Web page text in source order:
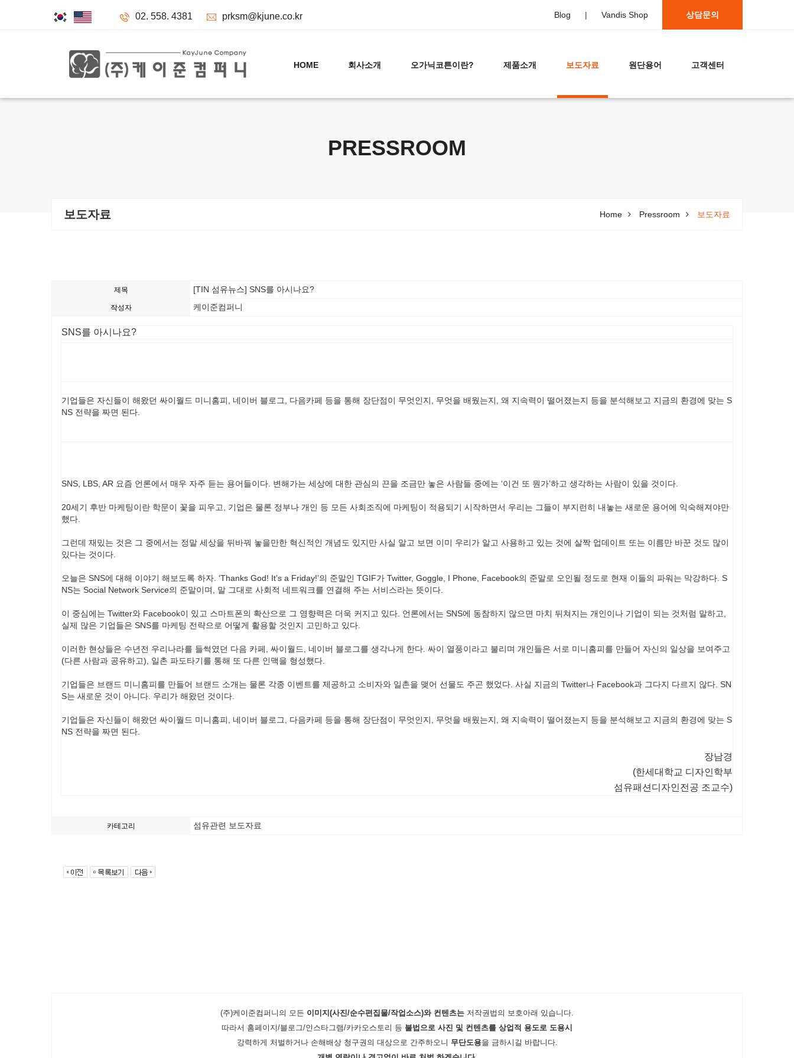
02. 558. 4381 prksm@kjune.co.kr Blog | Vandis Shop 상담문의
HOME 회사소개 오가닉코튼이란? 제품소개 보도자료 원단용어 고객센터
PRESSROOM
보도자료 Home Pressroom 보도자료
제목 [TIN 섬유뉴스] SNS를 아시나요?
작성자 케이준컴퍼니
SNS를 아시나요?
기업들은 자신들이 해왔던 싸이월드 미니홈피, 네이버 블로그, 다음카페 등을 통해 장단점이 무엇인지, 무엇을 배웠는지, 왜 지속력이 떨어졌는지 등을 분석해보고 지금의 환경에 맞는 S
NS 전략을 짜면 된다.
SNS, LBS, AR 요즘 언론에서 매우 자주 듣는 용어들이다. 변해가는 세상에 대한 관심의 끈을 조금만 놓은 사람들 중에는 ‘이건 또 뭔가’하고 생각하는 사람이 있을 것이다.
20세기 후반 마케팅이란 학문이 꽃을 피우고, 기업은 물론 정부나 개인 등 모든 사회조직에 마케팅이 적용되기 시작하면서 우리는 그들이 부지런히 내놓는 새로운 용어에 익숙해져야만
했다.
그런데 재밌는 것은 그 중에서는 정말 세상을 뒤바꿔 놓을만한 혁신적인 개념도 있지만 사실 알고 보면 이미 우리가 알고 사용하고 있는 것에 살짝 업데이트 또는 이름만 바꾼 것도 많이
있다는 것이다.
오늘은 SNS에 대해 이야기 해보도록 하자. ‘Thanks God! It’s a Friday!’의 준말인 TGIF가 Twitter, Goggle, I Phone, Facebook의 준말로 오인될 정도로 현재 이들의 파워는 막강하다. S
NS는 Social Network Service의 준말이며, 말 그대로 사회적 네트워크를 연결해 주는 서비스라는 뜻이다.
이 중심에는 Twitter와 Facebook이 있고 스마트폰의 확산으로 그 영향력은 더욱 커지고 있다. 언론에서는 SNS에 동참하지 않으면 마치 뒤쳐지는 개인이나 기업이 되는 것처럼 말하고,
실제 많은 기업들은 SNS를 마케팅 전략으로 어떻게 활용할 것인지 고민하고 있다.
이러한 현상들은 수년전 우리나라를 들썩였던 다음 카페, 싸이월드, 네이버 블로그를 생각나게 한다. 싸이 열풍이라고 불리며 개인들은 서로 미니홈피를 만들어 자신의 일상을 보여주고
(다른 사람과 공유하고), 일촌 파도타기를 통해 또 다른 인맥을 형성했다.
기업들은 브랜드 미니홈피를 만들어 브랜드 소개는 물론 각종 이벤트를 제공하고 소비자와 일촌을 맺어 선물도 주곤 했었다. 사실 지금의 Twitter나 Facebook과 그다지 다르지 않다. SN
S는 새로운 것이 아니다. 우리가 해왔던 것이다.
기업들은 자신들이 해왔던 싸이월드 미니홈피, 네이버 블로그, 다음카페 등을 통해 장단점이 무엇인지, 무엇을 배웠는지, 왜 지속력이 떨어졌는지 등을 분석해보고 지금의 환경에 맞는 S
NS 전략을 짜면 된다.
장남경
(한세대학교 디자인학부
섬유패션디자인전공 조교수)
카테고리 섬유관련 보도자료
(주)케이준컴퍼니의 모든 이미지(사진/순수편집물/작업소스)와 컨텐츠는 저작권법의 보호아래 있습니다.
따라서 홈페이지/블로그/인스타그램/카카오스토리 등 불법으로 사진 및 컨텐츠를 상업적 용도로 도용시
강력하게 처벌하거나 손해배상 청구권의 대상으로 간주하오니 무단도용을 금하시길 바랍니다.